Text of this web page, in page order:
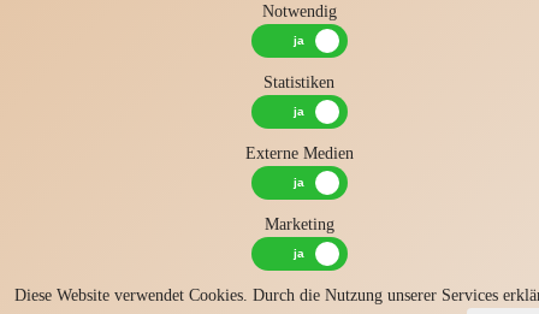
Notwendig
Statistiken
Externe Medien
Marketing
Diese Website verwendet Cookies. Durch die Nutzung unserer Services